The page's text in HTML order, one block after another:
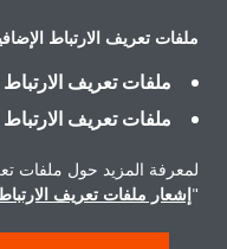
المنتجات
حول دايكن
ملفات تعريف الارتباط
ملفات تعريف الارتباط
ملفات تعريف
لمعرفة المزيد حول ملفات
"إشعار ملفات تعريف